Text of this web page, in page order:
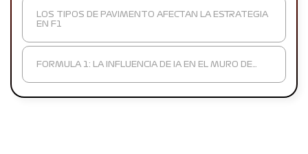
LOS TIPOS DE PAVIMENTO AFECTAN LA ESTRATEGIA
EN F1
FORMULA 1: LA INFLUENCIA DE IA EN EL MURO DE…